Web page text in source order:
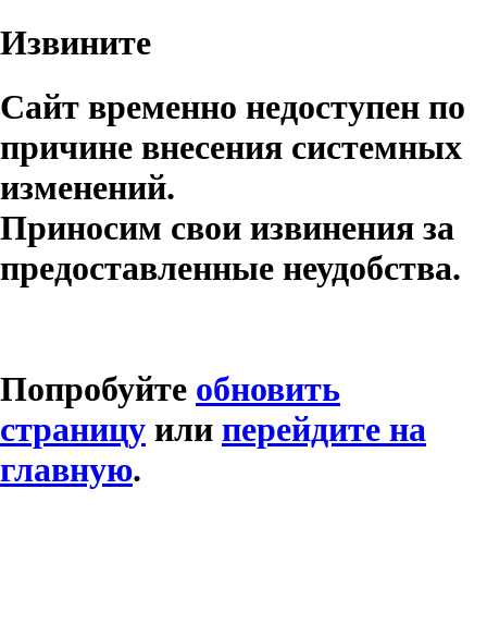
Извините
Сайт временно недоступен по
причине внесения системных
изменений.
Приносим свои извинения за
предоставленные неудобства.
Попробуйте обновить
страницу или перейдите на
главную.